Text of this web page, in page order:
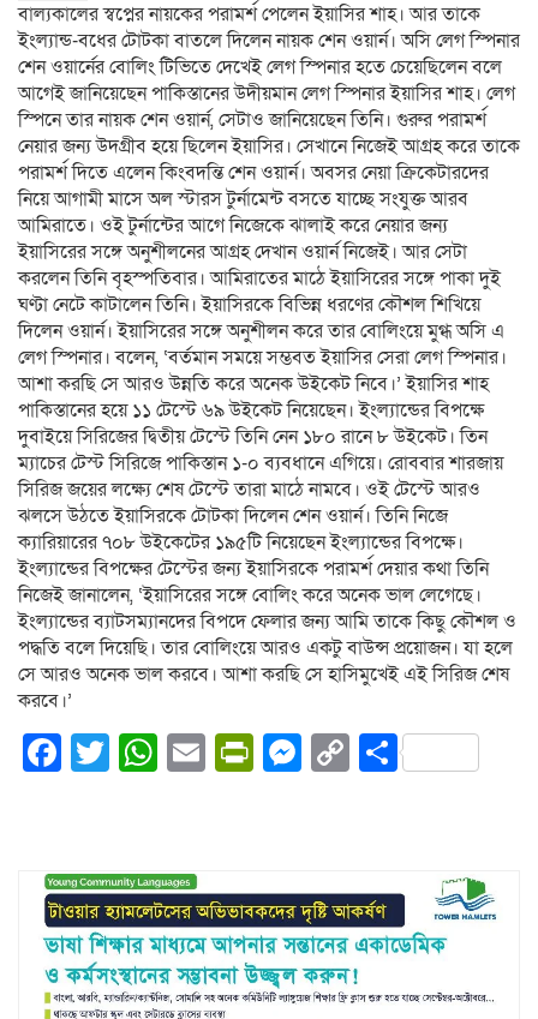
বাল্যকালের স্বপ্নের নায়কের পরামর্শ পেলেন ইয়াসির শাহ। আর তাকে
ইংল্যান্ড-বধের টোটকা বাতলে দিলেন নায়ক শেন ওয়ার্ন। অসি লেগ স্পিনার
শেন ওয়ার্নের বোলিং টিভিতে দেখেই লেগ স্পিনার হতে চেয়েছিলেন বলে
আগেই জানিয়েছেন পাকিস্তানের উদীয়মান লেগ স্পিনার ইয়াসির শাহ। লেগ
স্পিনে তার নায়ক শেন ওয়ার্ন, সেটাও জানিয়েছেন তিনি। গুরুর পরামর্শ
নেয়ার জন্য উদগ্রীব হয়ে ছিলেন ইয়াসির। সেখানে নিজেই আগ্রহ করে তাকে
পরামর্শ দিতে এলেন কিংবদন্তি শেন ওয়ার্ন। অবসর নেয়া ক্রিকেটারদের
নিয়ে আগামী মাসে অল স্টারস টুর্নামেন্ট বসতে যাচ্ছে সংযুক্ত আরব
আমিরাতে। ওই টুর্নান্টের আগে নিজেকে ঝালাই করে নেয়ার জন্য
ইয়াসিরের সঙ্গে অনুশীলনের আগ্রহ দেখান ওয়ার্ন নিজেই। আর সেটা
করলেন তিনি বৃহস্পতিবার। আমিরাতের মাঠে ইয়াসিরের সঙ্গে পাকা দুই
ঘণ্টা নেটে কাটালেন তিনি। ইয়াসিরকে বিভিন্ন ধরণের কৌশল শিখিয়ে
দিলেন ওয়ার্ন। ইয়াসিরের সঙ্গে অনুশীলন করে তার বোলিংয়ে মুগ্ধ অসি এ
লেগ স্পিনার। বলেন, ‘বর্তমান সময়ে সম্ভবত ইয়াসির সেরা লেগ স্পিনার।
আশা করছি সে আরও উন্নতি করে অনেক উইকেট নিবে।’ ইয়াসির শাহ
পাকিস্তানের হয়ে ১১ টেস্টে ৬৯ উইকেট নিয়েছেন। ইংল্যান্ডের বিপক্ষে
দুবাইয়ে সিরিজের দ্বিতীয় টেস্টে তিনি নেন ১৮০ রানে ৮ উইকেট। তিন
ম্যাচের টেস্ট সিরিজে পাকিস্তান ১-০ ব্যবধানে এগিয়ে। রোববার শারজায়
সিরিজ জয়ের লক্ষ্যে শেষ টেস্টে তারা মাঠে নামবে। ওই টেস্টে আরও
ঝলসে উঠতে ইয়াসিরকে টোটকা দিলেন শেন ওয়ার্ন। তিনি নিজে
ক্যারিয়ারের ৭০৮ উইকেটের ১৯৫টি নিয়েছেন ইংল্যান্ডের বিপক্ষে।
ইংল্যান্ডের বিপক্ষের টেস্টের জন্য ইয়াসিরকে পরামর্শ দেয়ার কথা তিনি
নিজেই জানালেন, ‘ইয়াসিরের সঙ্গে বোলিং করে অনেক ভাল লেগেছে।
ইংল্যান্ডের ব্যাটসম্যানদের বিপদে ফেলার জন্য আমি তাকে কিছু কৌশল ও
পদ্ধতি বলে দিয়েছি। তার বোলিংয়ে আরও একটু বাউন্স প্রয়োজন। যা হলে
সে আরও অনেক ভাল করবে। আশা করছি সে হাসিমুখেই এই সিরিজ শেষ
করবে।’
Facebook
Twitter
WhatsApp
EmailPrintFriendly
Messenger
CopyShare